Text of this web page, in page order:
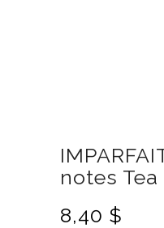
notes
L
8,40 $